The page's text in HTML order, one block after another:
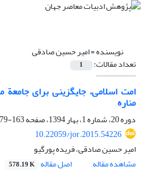
نویسنده =امیر حسین صادقی
تعداد مقالات: 1
امت اسلامی، جایگزینی برای جامعة
مناره
دوره 20، شماره 1، بهار 1394، صفحه
163-179
10.22059/jor.2015.54226
امیر حسین صادقی، فریده پورگیو
مشاهده مقاله
اصل مقاله 578.19 K